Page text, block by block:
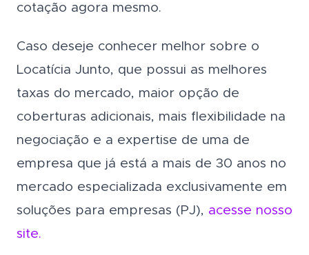
cotação agora mesmo.
Caso deseje conhecer melhor sobre o
Locatícia Junto, que possui as melhores
taxas do mercado, maior opção de
coberturas adicionais, mais flexibilidade na
negociação e a expertise de uma de
empresa que já está a mais de 30 anos no
mercado especializada exclusivamente em
soluções para empresas (PJ), acesse nosso
site.